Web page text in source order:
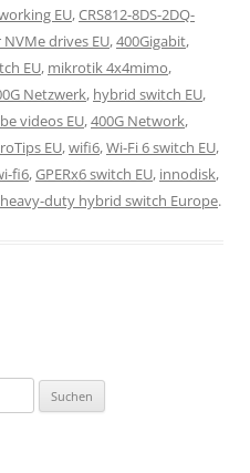
EU,CRS812-8DS-2DQ-
NVMe drives EU,400Gigabit,
EU, mikrotik 4x4mimo,
Netzwerk, hybrid switch EU,
videos EU,400G Network,
EU,wifi6,Wi-Fi 6 switch EU,
fi6,GPERx6 switch EU, innodisk,
heavy-duty hybrid switch Europe.